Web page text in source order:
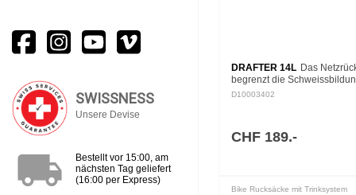
SWISSNESS
Unsere Devise
local_shipping
Bestellt vor 15:00, am
nächsten Tag geliefert
(16:00 per Express)
DRAFTER 14L Das
begrenzt die
die Luftzirkulation und
D10003402
CHF 189.-
Bike Rucksäcke mit Trinksystem